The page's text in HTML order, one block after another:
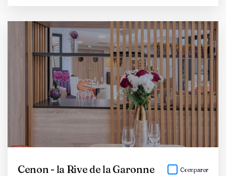
Cenon - la Rive de la Garonne Comparer